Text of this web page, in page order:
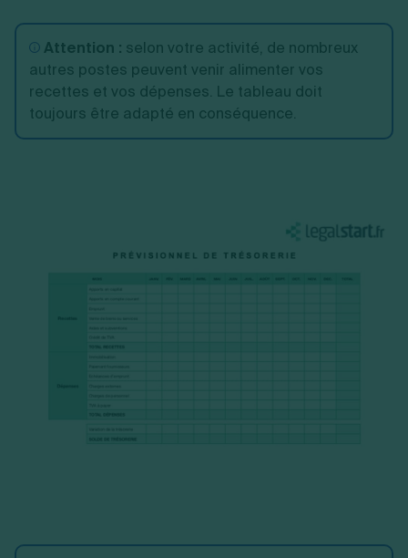
Attention : selon votre activité, de nombreux
autres postes peuvent venir alimenter vos
recettes et vos dépenses. Le tableau doit
toujours être adapté en conséquence.